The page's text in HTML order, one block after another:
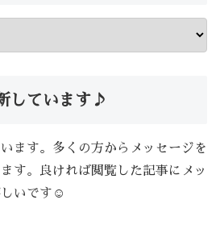
しています♪
ます。多くの方からメッセージを
す。良ければ閲覧した記事にメッ
しいです☺